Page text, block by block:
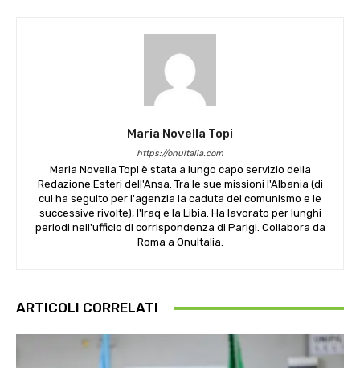
Maria Novella Topi
https://onuitalia.com
Maria Novella Topi è stata a lungo capo servizio della
Redazione Esteri dell'Ansa. Tra le sue missioni l'Albania (di
cui ha seguito per l'agenzia la caduta del comunismo e le
successive rivolte), l'Iraq e la Libia. Ha lavorato per lunghi
periodi nell'ufficio di corrispondenza di Parigi. Collabora da
Roma a OnuItalia.
ARTICOLI CORRELATI